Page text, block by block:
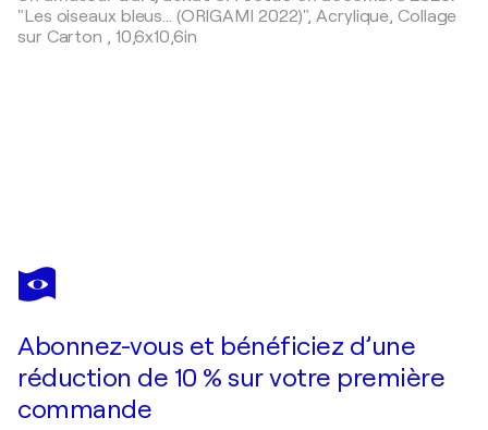
"Les oiseaux bleus... (ORIGAMI 2022)",Acrylique, Collage
sur Carton , 10,6x10,6in
OLIVIER MESSAS
Crescendo III (EXPRESSION LIBRE 2024)
Abonnez-vous et bénéficiez d’une
réduction de 10 % sur votre première
commande